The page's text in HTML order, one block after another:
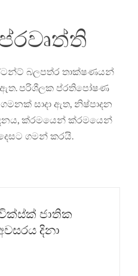
බලපත්ර තාක්ෂණයන්
පරිශීලක ප්රතිපෝෂණ
සාදා ඇත, නිෂ්පාදන
ක්රමයෙන් ක්රමයෙන්
ගමන් කරයි.
වික්ස්ක් ජාතික
දිනා